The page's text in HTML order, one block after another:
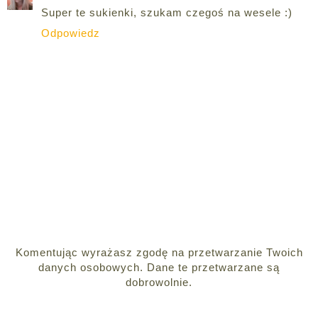
Super te sukienki, szukam czegoś na wesele :)
Odpowiedz
Komentując wyrażasz zgodę na przetwarzanie Twoich
danych osobowych. Dane te przetwarzane są
dobrowolnie.